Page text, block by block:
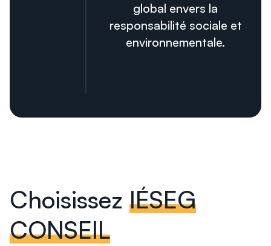
global envers la
responsabilité sociale et
environnementale.
Choisissez IÉSEG
CONSEIL